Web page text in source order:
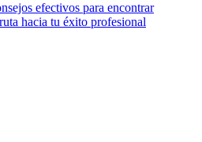
efectivos para encontrar
hacia tu éxito profesional